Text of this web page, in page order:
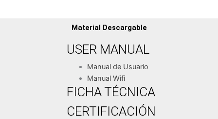
Material Descargable
USER MANUAL
Manual de Usuario
Manual Wifi
FICHA TÉCNICA
CERTIFICACIÓN